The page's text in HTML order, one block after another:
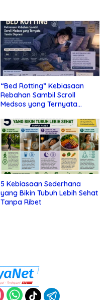
“Bed Rotting” Kebiasaan
Rebahan Sambil Scroll
Medsos yang Ternyata
5 Kebiasaan Sederhana
yang Bikin Tubuh Lebih Sehat
Tanpa Ribet